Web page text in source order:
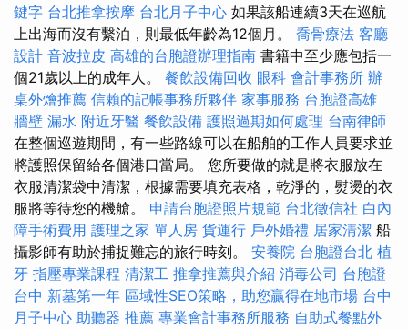
鍵字 台北推拿按摩 台北月子中心 如果該船連續3天在巡航
上出海而沒有繫泊，則最低年齡為12個月。 喬骨療法 客廳
設計 音波拉皮 高雄的台胞證辦理指南 書籍中至少應包括一
個21歲以上的成年人。 餐飲設備回收 眼科 會計事務所 辦
桌外燴推薦 信賴的記帳事務所夥伴 家事服務 台胞證高雄
牆壁 漏水 附近牙醫 餐飲設備 護照過期如何處理 台南律師
在整個巡遊期間，有一些路線可以在船舶的工作人員要求並
將護照保留給各個港口當局。 您所要做的就是將衣服放在
衣服清潔袋中清潔，根據需要填充表格，乾淨的，熨燙的衣
服將等待您的機艙。 申請台胞證照片規範 台北徵信社 白內
障手術費用 護理之家 單人房 貨運行 戶外婚禮 居家清潔 船
攝影師有助於捕捉難忘的旅行時刻。 安養院 台胞證台北 植
牙 指壓專業課程 清潔工 推拿推薦與介紹 消毒公司 台胞證
台中 新墓第一年 區域性SEO策略，助您贏得在地市場 台中
月子中心 助聽器 推薦 專業會計事務所服務 自助式餐點外